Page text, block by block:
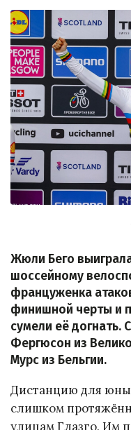
Жюли Бего
шоссейному
француженка
финишной черты и
сумели её догнать.
Фергюсон из
Мурс из Бельгии.
Дистанцию для
слишком
улицам Глазго. Им